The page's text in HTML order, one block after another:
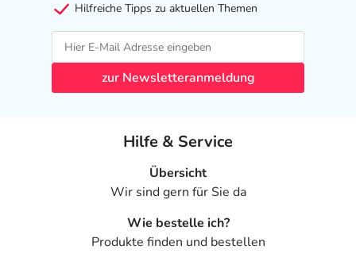
Hilfreiche Tipps zu aktuellen Themen
zur Newsletteranmeldung
Hilfe & Service
Übersicht
Wir sind gern für Sie da
Wie bestelle ich?
Produkte finden und bestellen